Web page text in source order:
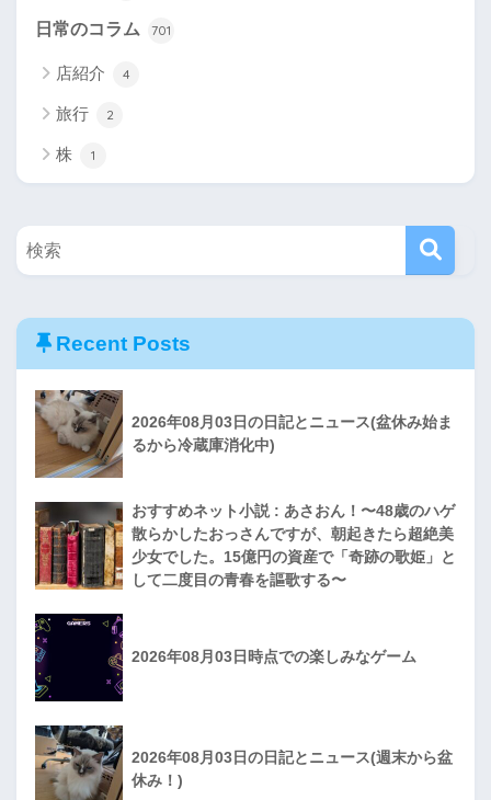
日常のコラム 701
店紹介 4
旅行 2
株 1
Recent Posts
2026年08月03日の日記とニュース(盆休み始ま
るから冷蔵庫消化中)
おすすめネット小説 : あさおん！〜48歳のハゲ
散らかしたおっさんですが、朝起きたら超絶美
少女でした。15億円の資産で「奇跡の歌姫」と
して二度目の青春を謳歌する〜
2026年08月03日時点での楽しみなゲーム
2026年08月03日の日記とニュース(週末から盆
休み！)